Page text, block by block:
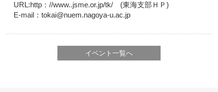
URL:http：//www..jsme.or.jp/tk/ (東海支部ＨＰ)
E-mail：tokai@nuem.nagoya-u.ac.jp
イベント一覧へ